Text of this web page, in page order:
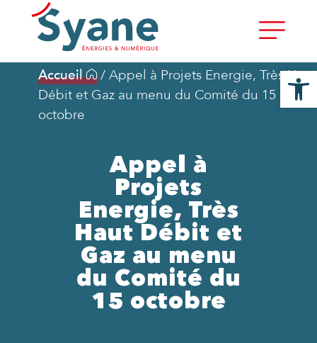
Accueil /Appel à Projets Energie, Très Haut
Débit et Gaz au menu du Comité du 15
octobre
Appel à
Projets
Energie, Très
Haut Débit et
Gaz au menu
du Comité du
15 octobre
Ouvrir